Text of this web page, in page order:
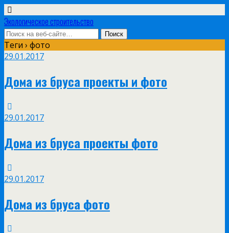
Экологическое строительство
Теги › фото
29.01.2017
Дома из бруса проекты и фото
29.01.2017
Дома из бруса проекты фото
29.01.2017
Дома из бруса фото